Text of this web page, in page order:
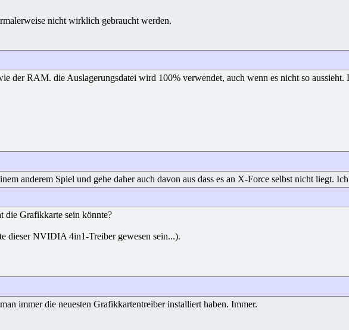
nicht wirklich gebraucht werden.
der RAM. die Auslagerungsdatei wird 100% verwendet, auch wenn es nicht so
anderem Spiel und gehe daher auch davon aus dass es an X-Force selbst nicht liegt.
die Grafikkarte sein könnte?
NVIDIA 4in1-Treiber gewesen sein...).
immer die neuesten Grafikkartentreiber installiert haben. Immer.